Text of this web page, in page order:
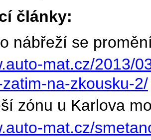
články:
nábřeží se
mat.cz/2013/
na-zkousku-2/
zónu u Karlova
mat.cz/